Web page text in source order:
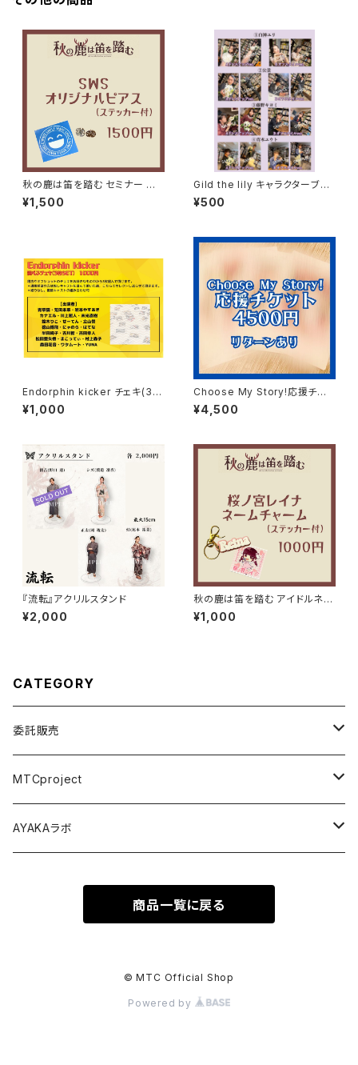
秋の鹿は笛を踏む セミナー ピ
アス
¥1,500
Gild the lily キャラクターブロ
マイド2枚セット
¥500
Endorphin kicker チェキ(3枚
SET)
¥1,000
Choose My Story!応援チケッ
ト(4500円)リターンあり
¥4,500
『流転』アクリルスタンド
¥2,000
秋の鹿は笛を踏む アイドルネー
ムチャーム
¥1,000
CATEGORY
委託販売
パジャマパーティー ~うちらの部屋へようこそ~
舞台 Seizing the day
尾本祐菜生誕祭
金木犀の肌『私の最高の日』
MTCproject
Choose My Story!
AYAKAラボ
商品一覧に戻る
© MTC Official Shop
Powered by